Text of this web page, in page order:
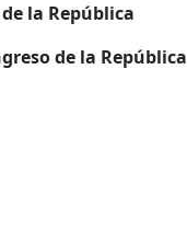
la República
de la República